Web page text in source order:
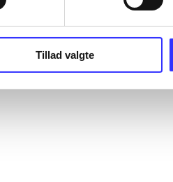
Tillad valgte